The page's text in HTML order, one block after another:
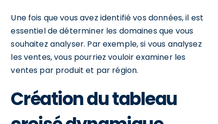
Une fois que vous avez identifié vos données, il est
essentiel de déterminer les domaines que vous
souhaitez analyser. Par exemple, si vous analysez
les ventes, vous pourriez vouloir examiner les
ventes par produit et par région.
Création du tableau